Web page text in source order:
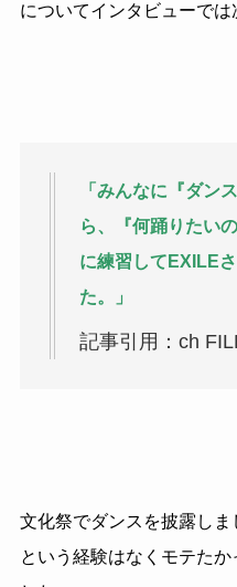
についてインタビューでは
「みんなに『ダン
ら、『何踊りたい
に練習してEXILE
た。」
記事引用：ch
文化祭でダンスを披露し
という経験はなくモテた